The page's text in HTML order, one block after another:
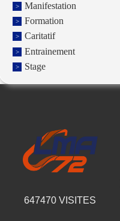
Manifestation
Formation
Caritatif
Entrainement
Stage
647470 VISITES